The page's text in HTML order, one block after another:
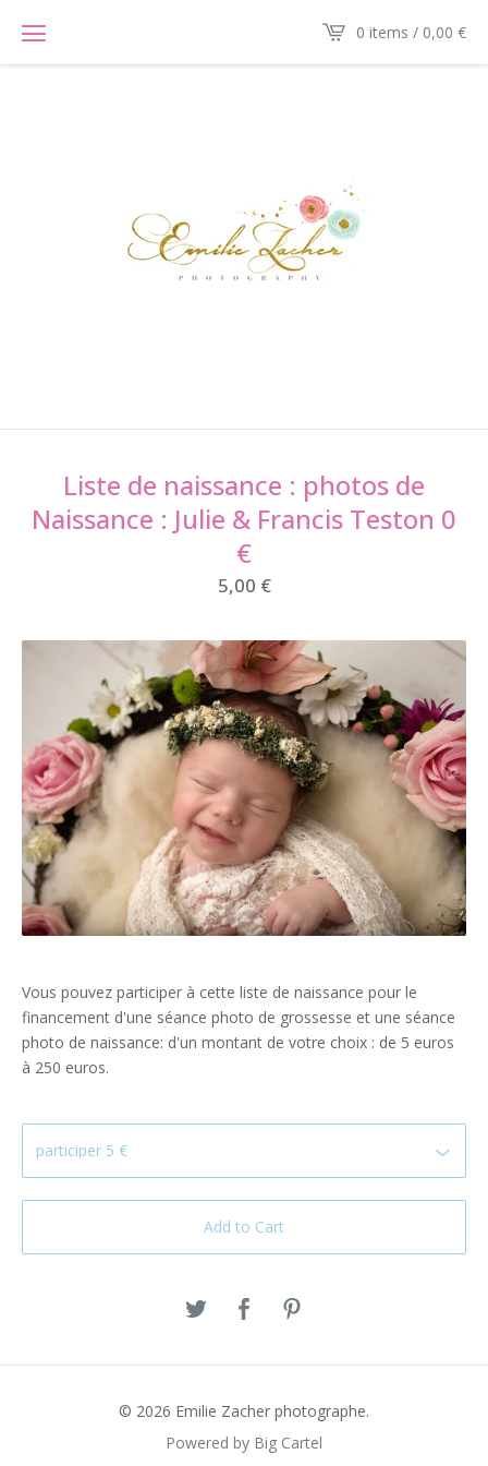
0 items / 0,00 €
Liste de naissance : photos de
Naissance : Julie & Francis Teston 0
€
5,00 €
Vous pouvez participer à cette liste de naissance pour le
financement d'une séance photo de grossesse et une séance
photo de naissance: d'un montant de votre choix : de 5 euros
à 250 euros.
Add to Cart
© 2026 Emilie Zacher photographe.
Powered by Big Cartel